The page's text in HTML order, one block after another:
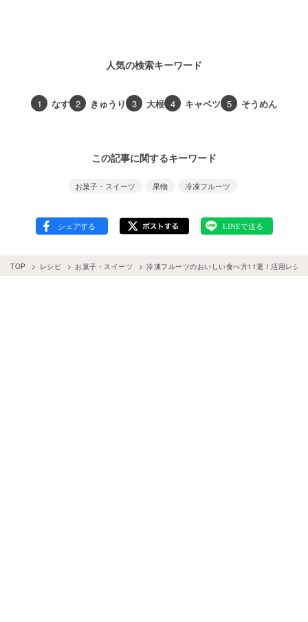
人気の検索キーワード
1 なす 2 きゅうり 3 大根 4 キャベツ 5 そうめん
この記事に関するキーワード
お菓子・スイーツ 果物 冷凍フルーツ
TOP レシピ お菓子・スイーツ 冷凍フルーツのおいしい食べ方11選！活用レシ